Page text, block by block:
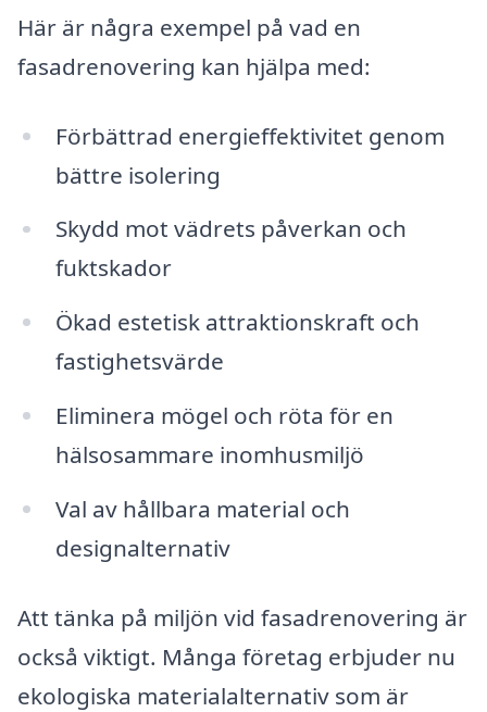
Här är några exempel på vad en
fasadrenovering kan hjälpa med:
Förbättrad energieffektivitet genom
bättre isolering
Skydd mot vädrets påverkan och
fuktskador
Ökad estetisk attraktionskraft och
fastighetsvärde
Eliminera mögel och röta för en
hälsosammare inomhusmiljö
Val av hållbara material och
designalternativ
Att tänka på miljön vid fasadrenovering är
också viktigt. Många företag erbjuder nu
ekologiska materialalternativ som är